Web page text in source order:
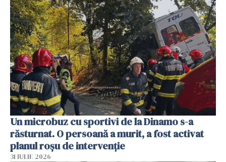
Un microbuz cu sportivi de la Dinamo s-a
răsturnat. O persoană a murit, a fost activat
planul roșu de intervenție
31 IULIE 2026